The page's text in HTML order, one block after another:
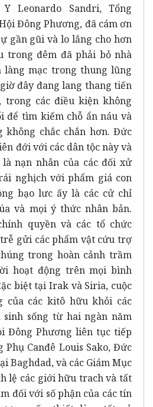
Leonardo Sandri, Tổng
Đông Phương, đã cám ơn
gần gũi và lo lắng cho hơn
trong đêm đã phải bỏ nhà
làng mạc trong thung lũng
đây đang lang thang tiến
trong các điều kiện không
để tìm kiếm chỗ ẩn náu và
không chắc chắn hơn. Đức
đới với các dân tộc này và
nạn nhân của các đối xử
nghịch với phẩm giá con
bạo lưc ấy là các cử chỉ
và mọi ý thức nhân bản.
quyền và các tổ chức
gửi các phẩm vật cứu trợ
trong hoàn cảnh trầm
hoạt động trên mọi bình
biệt tại Irak và Siria, cuộc
của các kitô hữu khỏi các
sống từ hai ngàn năm
Đông Phương liên tục tiếp
Canđê Louis Sako, Đức
Baghdad, và các Giám Mục
lệ các giới hữu trach và tất
đối với số phận của các tín